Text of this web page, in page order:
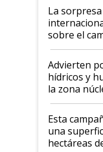
La
sobre el
"Estoy
Advierten
hídricos y
la zona
Esta
una
hectáreas